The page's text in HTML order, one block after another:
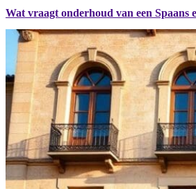
Wat vraagt onderhoud van een Spaans